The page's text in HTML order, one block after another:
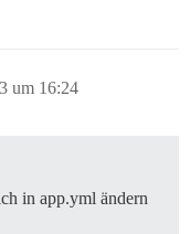
um 16:24
in app.yml ändern